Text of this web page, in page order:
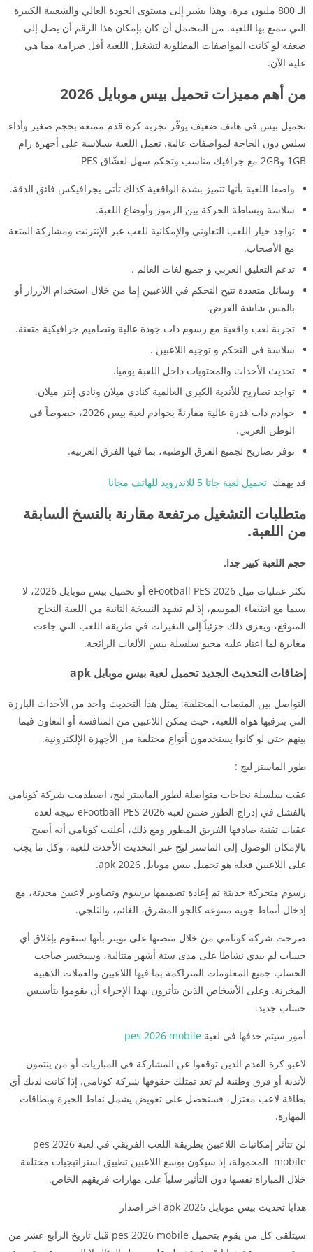
الـ 800 مليون مرة، وهذا يشير إلى مستوى الجودة العالي والشعبية الكبيرة
التي تتمتع بها اللعبة. من المحتمل أن كان بإمكان هذا الرقم أن يصل إلى
ضعفه لو كانت المواصفات المطلوبة لتشغيل اللعبة أقل صرامة مما هي
عليه الآن.
من أهم مميزات تحميل بيس موبايل 2026
تحميل بيس في هاتف ضعيف يوفّر تجربة كرة قدم ممتعة بحجم صغير وأداء
سلس دون الحاجة لمواصفات عالية. تعمل اللعبة بسلاسة على أجهزة رام
1GB و2GB مع جرافيك مناسب وتحكم سهل لعشّاق PES
واصفا اللعبة بأنها تتميز بشدة الواقعية كذلك تأتي بجرافيكس فائق الدقة.
سلاسة وبساطة الحركة بين الرموز وأوضاع اللعبة.
تواجد خيار اللعب التعاوني والإمكانية للعب عبر الإنترنت ومشاركة المتعة
مع الأصحاب.
تدعم التعليق العربي و جميع لغات العالم .
وسائل متعددة تتيح التحكم في اللاعبين إما من خلال استخدام الأزرار أو
بالمس شاشة العرض.
تجربة لعب واقعية مع رسوم ذات جودة عالية وتصاميم جرافيكية متقنة.
سلاسة في التحكم و توجيه اللاعبين .
تحديث الأحداث والمحتويات داخل اللعبة يوميا.
تواجد تصاريح للأندية الكبرى العالمية كنادي ميلان ونادي إنتر ميلان.
خوادم ذات قدرة عالية مقارنةً بخوادم لعبة بيس 2026، خصوصاً في
الوطن العربي.
توفر تصاريح لجميع الفرق الوطنية، بما فيها الفرق العربية.
قد يهمك تحميل لعبة جاتا 5 للاندرويد للهاتف مجانا
متطلبات التشغيل مرتفعة مقارنة بالنسخ السابقة
من اللعبة.
حجم اللعبة كبير جدا.
تكثر عمليات ميل eFootball PES 2026 أو تحميل بيس موبايل 2026، لا
سيما مع انقضاء الموسم، إذ لم تشهد النسخة الثانية من اللعبة النجاح
المتوقع، ويعزى ذلك جزئياً إلى التغيرات في طريقة اللعب التي جاءت
مغايرة لما اعتاد عليه محبو سلسلة بيس الألعاب الرائجة.
إضافات التحديث الجديد تحميل لعبة بيس موبايل apk
التواصل بين المنصات المختلفة: يمثل هذا التحديث واحد من الأحداث البارزة
التي يترقبها هواة اللعبة، حيث يمكن اللاعبين من المنافسة أو التعاون فيما
بينهم حتى لو كانوا يستخدمون أنواع مختلفة من الأجهزة الإلكترونية.
طور الماستر ليج :
عقب سلسلة نجاحات متواصلة لطور الماستر ليج، اصطدمت شركة كونامي
بالفشل في إدراج الطور ضمن لعبة eFootball PES 2026 نتيجة لعدة
عقبات تقنية صادفها الفريق المطور ومع ذلك، أعلنت كونامي أنه أصبح
بالإمكان الوصول إلى الماستر ليج عبر التحديث الأحدث للعبة، وكل ما يجب
على اللاعبين فعله هو تحميل بيس موبايل 2026 apk.
رسوم متحركة حديثة تم إعادة تصميمها برسوم وتصاوير لاعبين محدثة، مع
إدخال أنماط جوية متنوعة كالجو المشرق، الغائم، والثلجي.
صرحت شركة كونامي من خلال منصتها على تويتر بأنها ستقوم بإغلاق أي
حساب لم يبدي نشاطا على مدى ستة أشهر متتالية، وسيخسر صاحب
الحساب جميع المعلومات المتراكمة بما فيها اللاعبين والعملات الذهبية
المخزنة. وعلى الأشخاص الذين يتأثرون بهذا الإجراء أن يقوموا بتأسيس
حساب جديد.
أمور سيتم حذفها في لعبة pes 2026 mobile
لاعبو كرة القدم الذين توقفوا عن المشاركة في المباريات أو من ينتمون
لأندية أو فرق وطنية لم تعد تمتلك حقوقها شركة كونامي. إذا كانت لديك أي
بطاقة لاعب معتزل، فستحصل على تعويض يشمل نقاط الخبرة وبطاقات
المهارة.
لن تتأثر إمكانيات اللاعبين بطريقة اللعب الفريقي في لعبة pes 2026
mobile المحمولة، إذ سيكون بوسع اللاعبين تطبيق استراتيجيات مختلفة
خلال المباراة نفسها دون التأثير سلباً على مهارات فريقهم الخاص.
هدايا تحديث بيس موبايل 2026 apk اخر اصدار
سيتلقى كل من يقوم بتحميل pes 2026 mobile قبل تاريخ الرابع عشر من